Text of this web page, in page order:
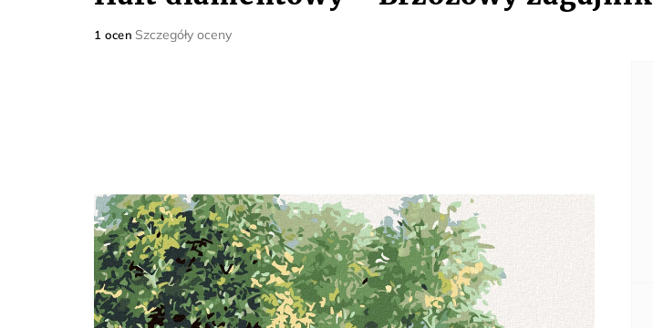
Średnia
1 ocen Szczegóły oceny